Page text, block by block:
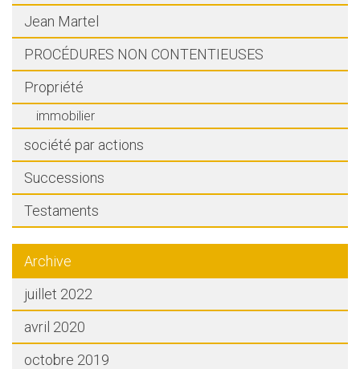
Jean Martel
PROCÉDURES NON CONTENTIEUSES
Propriété
immobilier
société par actions
Successions
Testaments
Archive
juillet 2022
avril 2020
octobre 2019